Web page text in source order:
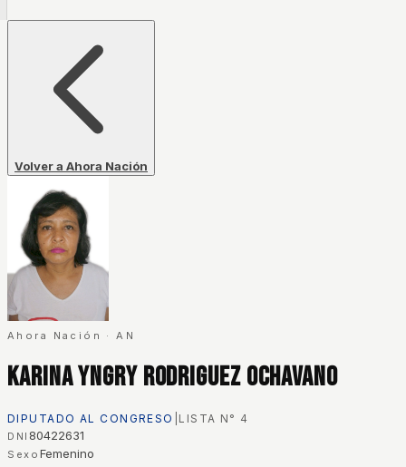
Volver a Ahora Nación
Ahora Nación ·AN
Karina Yngry Rodriguez Ochavano
DIPUTADO AL CONGRESO LISTA N° 4
DNI 80422631
Sexo Femenino